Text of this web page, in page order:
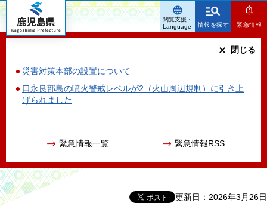
鹿児島県
情報を探す 緊急情報
災害対策本部の設置について
口永良部島の噴火警戒レベルが2（火山周辺規制）に引き上
げられました
緊急情報一覧 緊急情報RSS
閉じる
閲覧支援・
Language
更新日：2026年3月26日